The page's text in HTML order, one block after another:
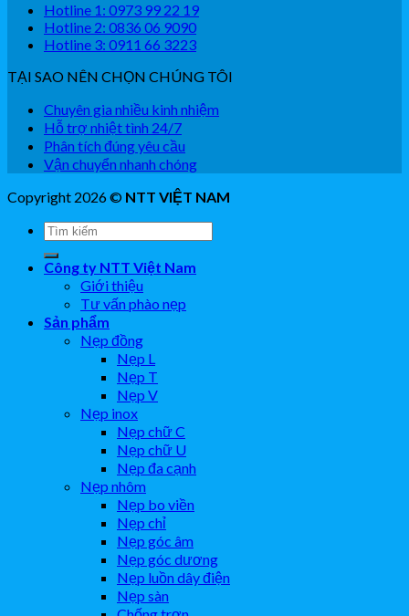
Hotline 1: 0973 99 22 19
Hotline 2: 0836 06 9090
Hotline 3: 0911 66 3223
TẠI SAO NÊN CHỌN CHÚNG TÔI
Chuyên gia nhiều kinh nhiệm
Hỗ trợ nhiệt tình 24/7
Phân tích đúng yêu cầu
Vận chuyển nhanh chóng
Copyright 2026 © NTT VIỆT NAM
Công ty NTT Việt Nam
Giới thiệu
Tư vấn phào nẹp
Sản phẩm
Nẹp đồng
Nẹp L
Nẹp T
Nẹp V
Nẹp inox
Nẹp chữ C
Nẹp chữ U
Nẹp đa cạnh
Nẹp nhôm
Nẹp bo viền
Nẹp chỉ
Nẹp góc âm
Nẹp góc dương
Nẹp luồn dây điện
Nẹp sàn